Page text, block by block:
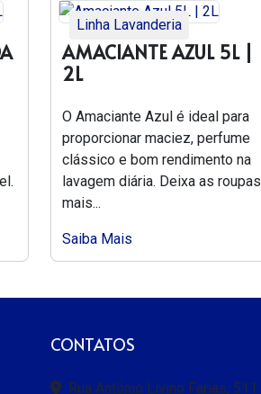
Linha Lavanderia
AMACIANTE AZUL 5L |
2L
O Amaciante Azul é ideal para
proporcionar maciez, perfume
clássico e bom rendimento na
lavagem diária. Deixa as roupas
mais...
Saiba Mais
CONTATOS
Rua Antônio Livino Farias, 511